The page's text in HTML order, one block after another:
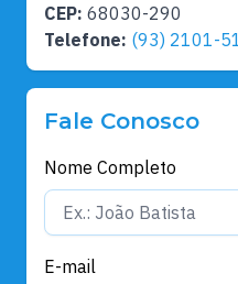
CEP: 68030-290
Telefone: (93) 2101-
Fale Conosco
Nome Completo
E-mail